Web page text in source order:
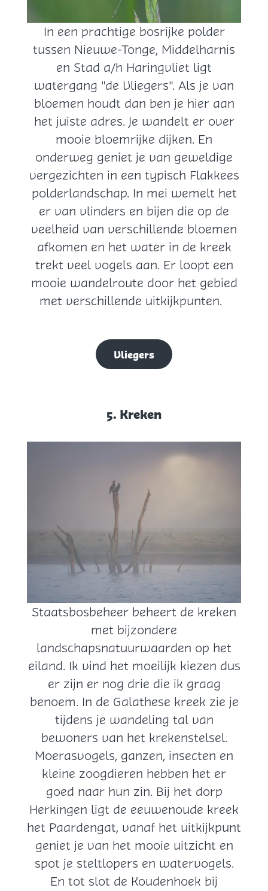
g
e
r
s
In een prachtige bosrijke polder
tussen Nieuwe-Tonge, Middelharnis
en Stad a/h Haringvliet ligt
watergang "de Vliegers". Als je van
bloemen houdt dan ben je hier aan
het juiste adres. Je wandelt er over
mooie bloemrijke dijken. En
onderweg geniet je van geweldige
vergezichten in een typisch Flakkees
polderlandschap. In mei wemelt het
er van vlinders en bijen die op de
veelheid van verschillende bloemen
afkomen en het water in de kreek
trekt veel vogels aan. Er loopt een
mooie wandelroute door het gebied
met verschillende uitkijkpunten.
Vliegers
5. Kreken
e
k
n
Staatsbosbeheer beheert de kreken
met bijzondere
landschapsnatuurwaarden op het
eiland. Ik vind het moeilijk kiezen dus
er zijn er nog drie die ik graag
benoem. In de Galathese kreek zie je
tijdens je wandeling tal van
bewoners van het krekenstelsel.
Moerasvogels, ganzen, insecten en
kleine zoogdieren hebben het er
goed naar hun zin. Bij het dorp
Herkingen ligt de eeuwenoude kreek
het Paardengat, vanaf het uitkijkpunt
geniet je van het mooie uitzicht en
spot je steltlopers en watervogels.
En tot slot de Koudenhoek bij